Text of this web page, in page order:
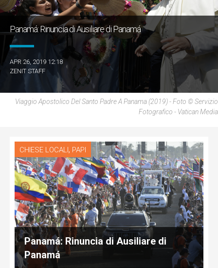
Panamá: Rinuncia di Ausiliare di Panamá
APR 26, 2019 12:18
ZENIT STAFF
Viaggio Apostolico Del Santo Padre A Panama (2019) - Foto © Servizio
Fotografico - Vatican Media
CHIESE LOCALI, PAPI
Panamá: Rinuncia di Ausiliare di
Panamá